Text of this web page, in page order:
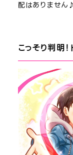
配はありません♪
こっそり判明